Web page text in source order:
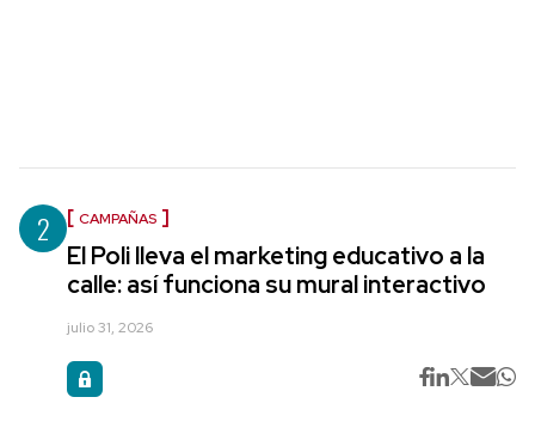
2 CAMPAÑAS
El Poli lleva el marketing educativo a la
calle: así funciona su mural interactivo
julio 31, 2026